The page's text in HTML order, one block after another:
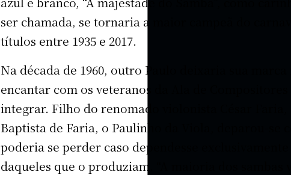
ser chamada, se tornaria a maior campeã do
títulos entre 1935 e 2017.
Na década de 1960, outro Paulo deixaria sua marca
encantar com os veteranos da Ala de Compositores
integrar. Filho do renomado violonista César Faria,
Baptista de Faria, o Paulinho da Viola, deparou-se
poderia se perder caso dependesse exclusivamente
daqueles que o produziam. “A maioria dos sambas